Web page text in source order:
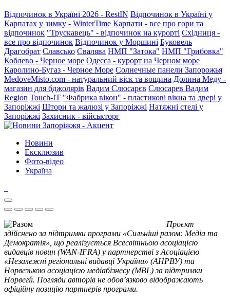
Відпочинок в Україні 2026 - RestIN Відпочинок в Україні у
Карпатах у зимку - WinterTime Карпати - все про гори та
відпочинок "Трускавець" - відпочинок на курорті Східниця -
все про відпочинок Відпочинок у Моршині Буковель
Драгобрат Славсько Свалява НМП "Затока" НМП "Грибовка"
Коблево - Черное море Одесса - курорт на Черном море
Каролино-Бугаз - Черное Море Солнечные панели Запорожья
MedoveMisto.com - натуральний віск та вощина Долина Меду -
магазин для бджолярів Вадим Слюсарєв Слюсарев Вадим
Region Touch-IT "Фабрика вікон" - пластикові вікна та двері у
Запоріжжі Штори та жалюзі у Запоріжжі Натяжні стелі у
Запоріжжі Захисник - військторг
Новини
Ексклюзив
Фото-відео
Україна
Проєкт
здійснено за підтримки програми «Сильніші разом: Медіа та
Демократія», що реалізується Всесвітньою асоціацією
видавців новин (WAN-IFRA) у партнерстві з Асоціацією
«Незалежні регіональні видавці України» (АНРВУ) та
Норвезькою асоціацією медіабізнесу (MBL) за підтримки
Норвегії. Погляди авторів не обов’язково відображають
офіційну позицію партнерів програми.